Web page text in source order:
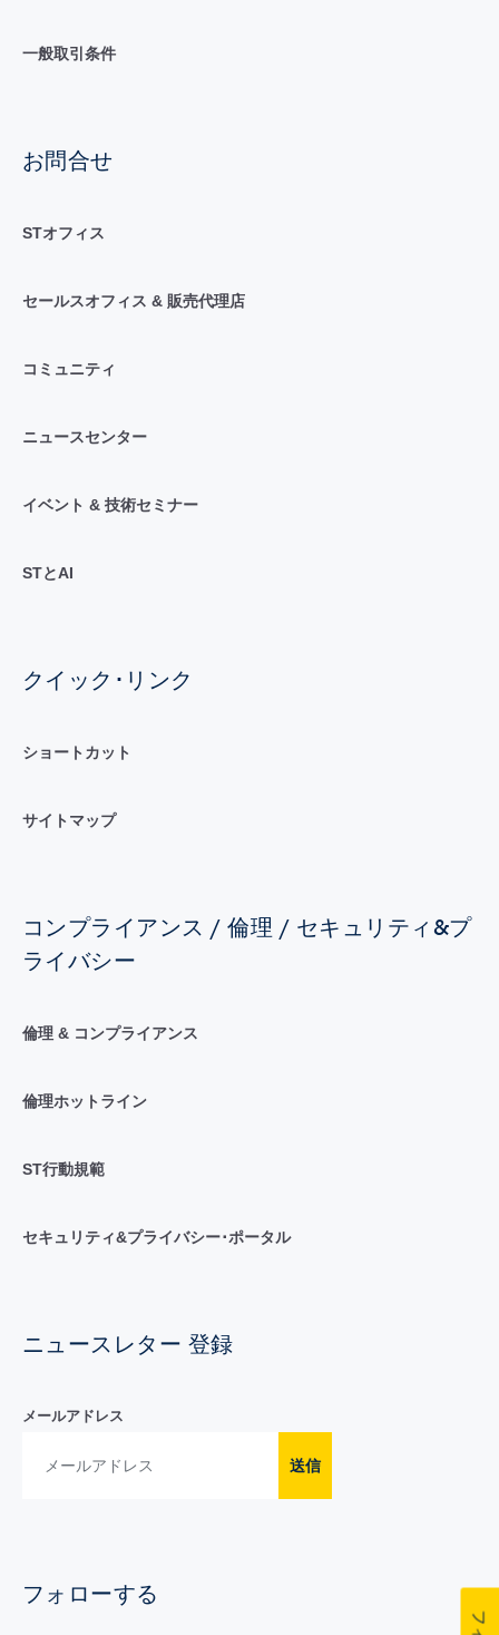
一般取引条件
お問合せ
STオフィス
セールスオフィス & 販売代理店
コミュニティ
ニュースセンター
イベント & 技術セミナー
STとAI
クイック･リンク
ショートカット
サイトマップ
コンプライアンス / 倫理 / セキュリティ&プ
ライバシー
倫理 & コンプライアンス
倫理ホットライン
ST行動規範
セキュリティ&プライバシー･ポータル
ニュースレター 登録
メールアドレス
送信
フォローする